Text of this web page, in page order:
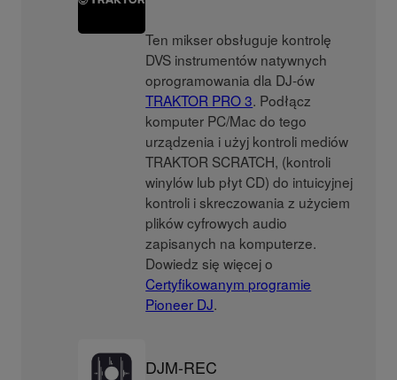
Ten mikser obsługuje kontrolę
DVS instrumentów natywnych
oprogramowania dla DJ-ów
TRAKTOR PRO 3. Podłącz
komputer PC/Mac do tego
urządzenia i użyj kontroli mediów
TRAKTOR SCRATCH, (kontroli
winylów lub płyt CD) do intuicyjnej
kontroli i skreczowania z użyciem
plików cyfrowych audio
zapisanych na komputerze.
Dowiedz się więcej o
Certyfikowanym programie
Pioneer DJ.
DJM-REC